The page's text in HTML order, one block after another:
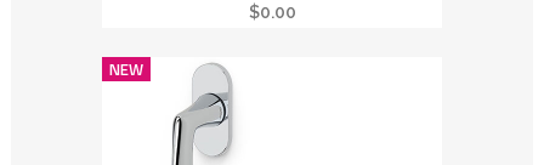
$0.00
NEW